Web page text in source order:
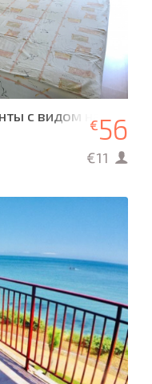
с видом на море
€56
€11